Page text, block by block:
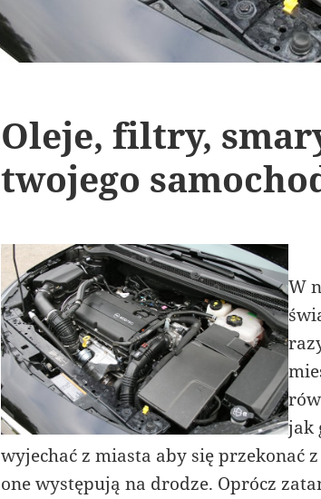
Oleje, filtry,
twojego
W
jak
wyjechać z miasta aby się przekonać
one występują na drodze. Oprócz